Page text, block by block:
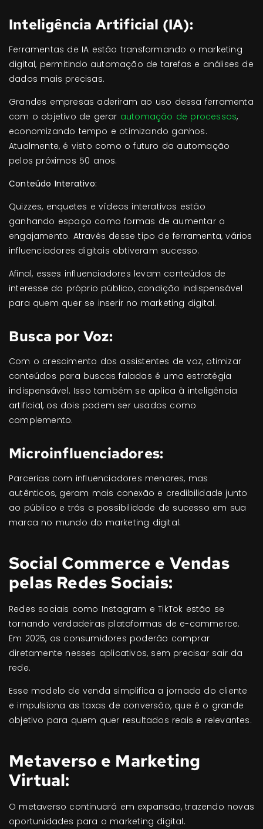
Inteligência Artificial (IA):
Ferramentas de IA estão transformando o marketing
digital, permitindo automação de tarefas e análises de
dados mais precisas.
Grandes empresas aderiram ao uso dessa ferramenta
com o objetivo de gerar automação de processos,
economizando tempo e otimizando ganhos.
Atualmente, é visto como o futuro da automação
pelos próximos 50 anos.
Conteúdo Interativo:
Quizzes, enquetes e vídeos interativos estão
ganhando espaço como formas de aumentar o
engajamento. Através desse tipo de ferramenta, vários
influenciadores digitais obtiveram sucesso.
Afinal, esses influenciadores levam conteúdos de
interesse do próprio público, condição indispensável
para quem quer se inserir no marketing digital.
Busca por Voz:
Com o crescimento dos assistentes de voz, otimizar
conteúdos para buscas faladas é uma estratégia
indispensável. Isso também se aplica à inteligência
artificial, os dois podem ser usados como
complemento.
Microinfluenciadores:
Parcerias com influenciadores menores, mas
autênticos, geram mais conexão e credibilidade junto
ao público e trás a possibilidade de sucesso em sua
marca no mundo do marketing digital.
Social Commerce e Vendas
pelas Redes Sociais:
Redes sociais como Instagram e TikTok estão se
tornando verdadeiras plataformas de e-commerce.
Em 2025, os consumidores poderão comprar
diretamente nesses aplicativos, sem precisar sair da
rede.
Esse modelo de venda simplifica a jornada do cliente
e impulsiona as taxas de conversão, que é o grande
objetivo para quem quer resultados reais e relevantes.
Metaverso e Marketing
Virtual:
O metaverso continuará em expansão, trazendo novas
oportunidades para o marketing digital.